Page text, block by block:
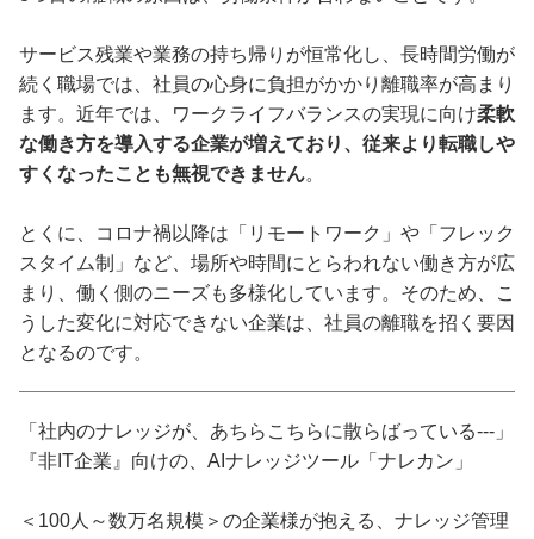
サービス残業や業務の持ち帰りが恒常化し、長時間労働が
続く職場では、社員の心身に負担がかかり離職率が高まり
ます。近年では、ワークライフバランスの実現に向け柔軟
な働き方を導入する企業が増えており、従来より転職しや
すくなったことも無視できません。
とくに、コロナ禍以降は「リモートワーク」や「フレック
スタイム制」など、場所や時間にとらわれない働き方が広
まり、働く側のニーズも多様化しています。そのため、こ
うした変化に対応できない企業は、社員の離職を招く要因
となるのです。
「社内のナレッジが、あちらこちらに散らばっている---」
『非IT企業』向けの、AIナレッジツール「ナレカン」
＜100人～数万名規模＞の企業様が抱える、ナレッジ管理